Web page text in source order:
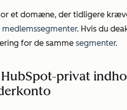
et domæne, der tidligere
medlemssegmenter. Hvis du
for de samme segmenter.
privat